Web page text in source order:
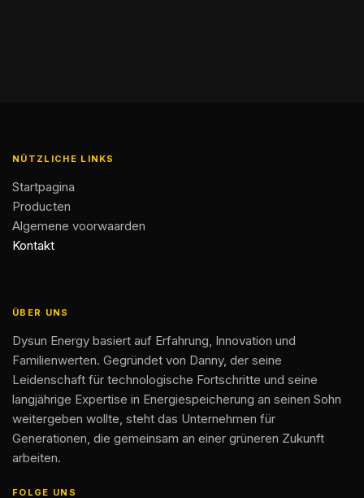
NÜTZLICHE LINKS
Startpagina
Producten
Algemene voorwaarden
Kontakt
ÜBER UNS
Dysun Energy basiert auf Erfahrung, Innovation und
Familienwerten. Gegründet von Danny, der seine
Leidenschaft für technologische Fortschritte und seine
langjährige Expertise in Energiespeicherung an seinen Sohn
weitergeben wollte, steht das Unternehmen für
Generationen, die gemeinsam an einer grüneren Zukunft
arbeiten.
FOLGE UNS